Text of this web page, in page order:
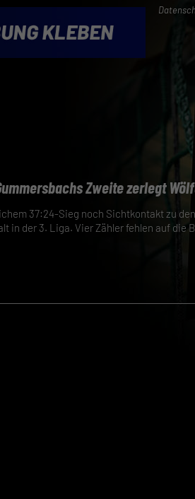
Zweite zerlegt
37:24-Sieg noch Sichtkontakt zu
in der 3. Liga. Vier Zähler fehlen auf die